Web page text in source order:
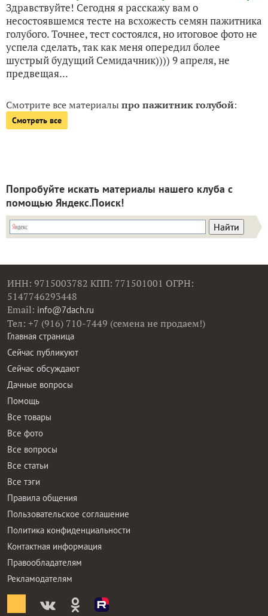
Здравствуйте! Сегодня я расскажу вам о
несостоявшемся тесте на всхожесть семян пажитника
голубого. Точнее, тест состоялся, но итоговое фото не
успела сделать, так как меня опередил более
шустрый будущий Семидачник)))) 9 апреля, не
предвещая...
Смотрите все материалыпро пажитник голубой:
Смотреть все
Попробуйте искать материалы нашего клуба с
помощью Яндекс.Поиск!
ИНН: 9715003782 КПП: 771501001 ОГРН:
5147746293448
Email: info@7dach.ru
Тел: +7 (916) 710-7449 (семена не продаем!)
Главная страница
Сейчас публикуют
Сейчас обсуждают
Дачные вопросы
Помощь
Все товары
Все фото
Все вопросы
Все статьи
Все тэги
Правила общения
Пользовательское соглашение
Политика конфиденциальности
Контактная информация
Правообладателям
Рекламодателям